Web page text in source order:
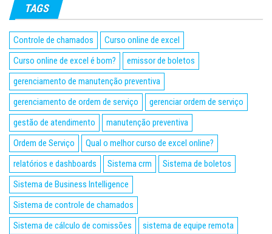
TAGS
Controle de chamados
Curso online de excel
Curso online de excel é bom?
emissor de boletos
gerenciamento de manutenção preventiva
gerenciamento de ordem de serviço
gerenciar ordem de serviço
gestão de atendimento
manutenção preventiva
Ordem de Serviço
Qual o melhor curso de excel online?
relatórios e dashboards
Sistema crm
Sistema de boletos
Sistema de Business Intelligence
Sistema de controle de chamados
Sistema de cálculo de comissões
sistema de equipe remota